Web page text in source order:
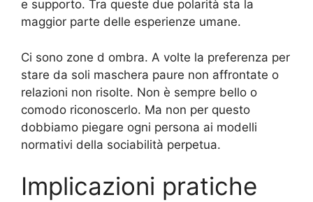
e supporto. Tra queste due polarità sta la
maggior parte delle esperienze umane.
Ci sono zone d ombra. A volte la preferenza per
stare da soli maschera paure non affrontate o
relazioni non risolte. Non è sempre bello o
comodo riconoscerlo. Ma non per questo
dobbiamo piegare ogni persona ai modelli
normativi della sociabilità perpetua.
Implicazioni pratiche